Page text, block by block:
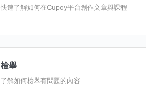
快速了解如何在Cupoy平台創作文章與課程
檢舉
了解如何檢舉有問題的內容